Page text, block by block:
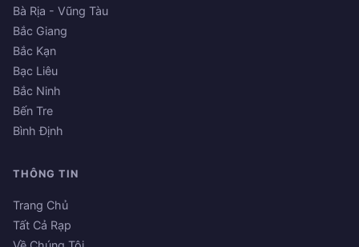
Bà Rịa - Vũng Tàu
Bắc Giang
Bắc Kạn
Bạc Liêu
Bắc Ninh
Bến Tre
Bình Định
THÔNG TIN
Trang Chủ
Tất Cả Rạp